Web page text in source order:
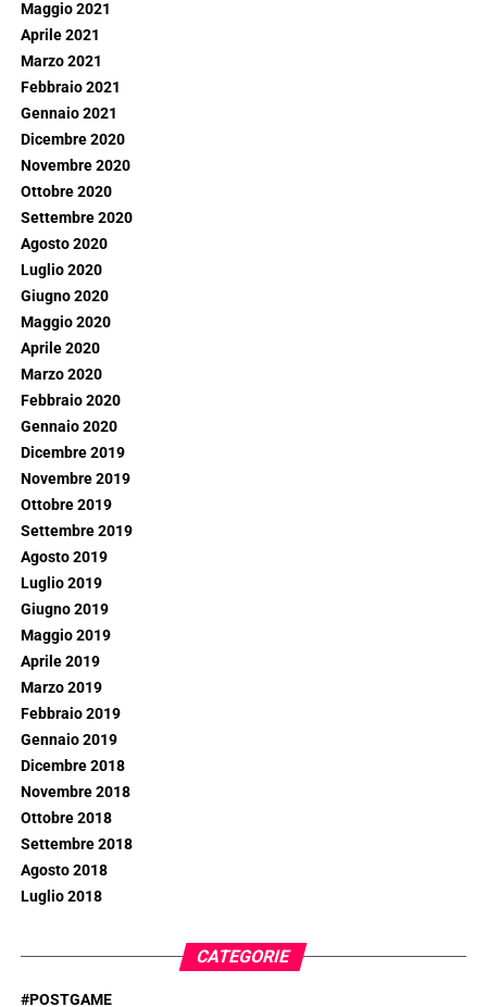
Maggio 2021
Aprile 2021
Marzo 2021
Febbraio 2021
Gennaio 2021
Dicembre 2020
Novembre 2020
Ottobre 2020
Settembre 2020
Agosto 2020
Luglio 2020
Giugno 2020
Maggio 2020
Aprile 2020
Marzo 2020
Febbraio 2020
Gennaio 2020
Dicembre 2019
Novembre 2019
Ottobre 2019
Settembre 2019
Agosto 2019
Luglio 2019
Giugno 2019
Maggio 2019
Aprile 2019
Marzo 2019
Febbraio 2019
Gennaio 2019
Dicembre 2018
Novembre 2018
Ottobre 2018
Settembre 2018
Agosto 2018
Luglio 2018
CATEGORIE
#POSTGAME